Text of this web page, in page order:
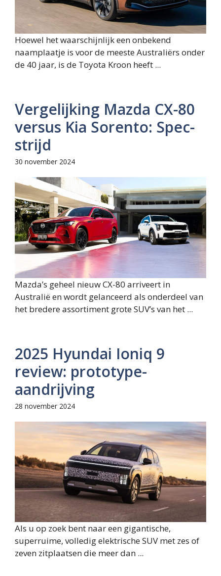
Hoewel het waarschijnlijk een onbekend
naamplaatje is voor de meeste Australiërs onder
de 40 jaar, is de Toyota Kroon heeft ...
Vergelijking Mazda CX-80
versus Kia Sorento: Spec-
strijd
30 november 2024
Mazda’s geheel nieuw CX-80 arriveert in
Australië en wordt gelanceerd als onderdeel van
het bredere assortiment grote SUV’s van het ...
2025 Hyundai Ioniq 9
review: prototype-
aandrijving
28 november 2024
Als u op zoek bent naar een gigantische,
superruime, volledig elektrische SUV met zes of
zeven zitplaatsen die meer dan ...